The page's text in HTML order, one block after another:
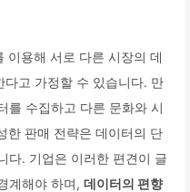
이용해 서로 다른 시장의 데
고 가정할 수 있습니다. 만
를 수집하고 다른 문화와 시
한 판매 전략은 데이터의 단
다. 기업은 이러한 편견이 글
계해야 하며, 데이터의 편향